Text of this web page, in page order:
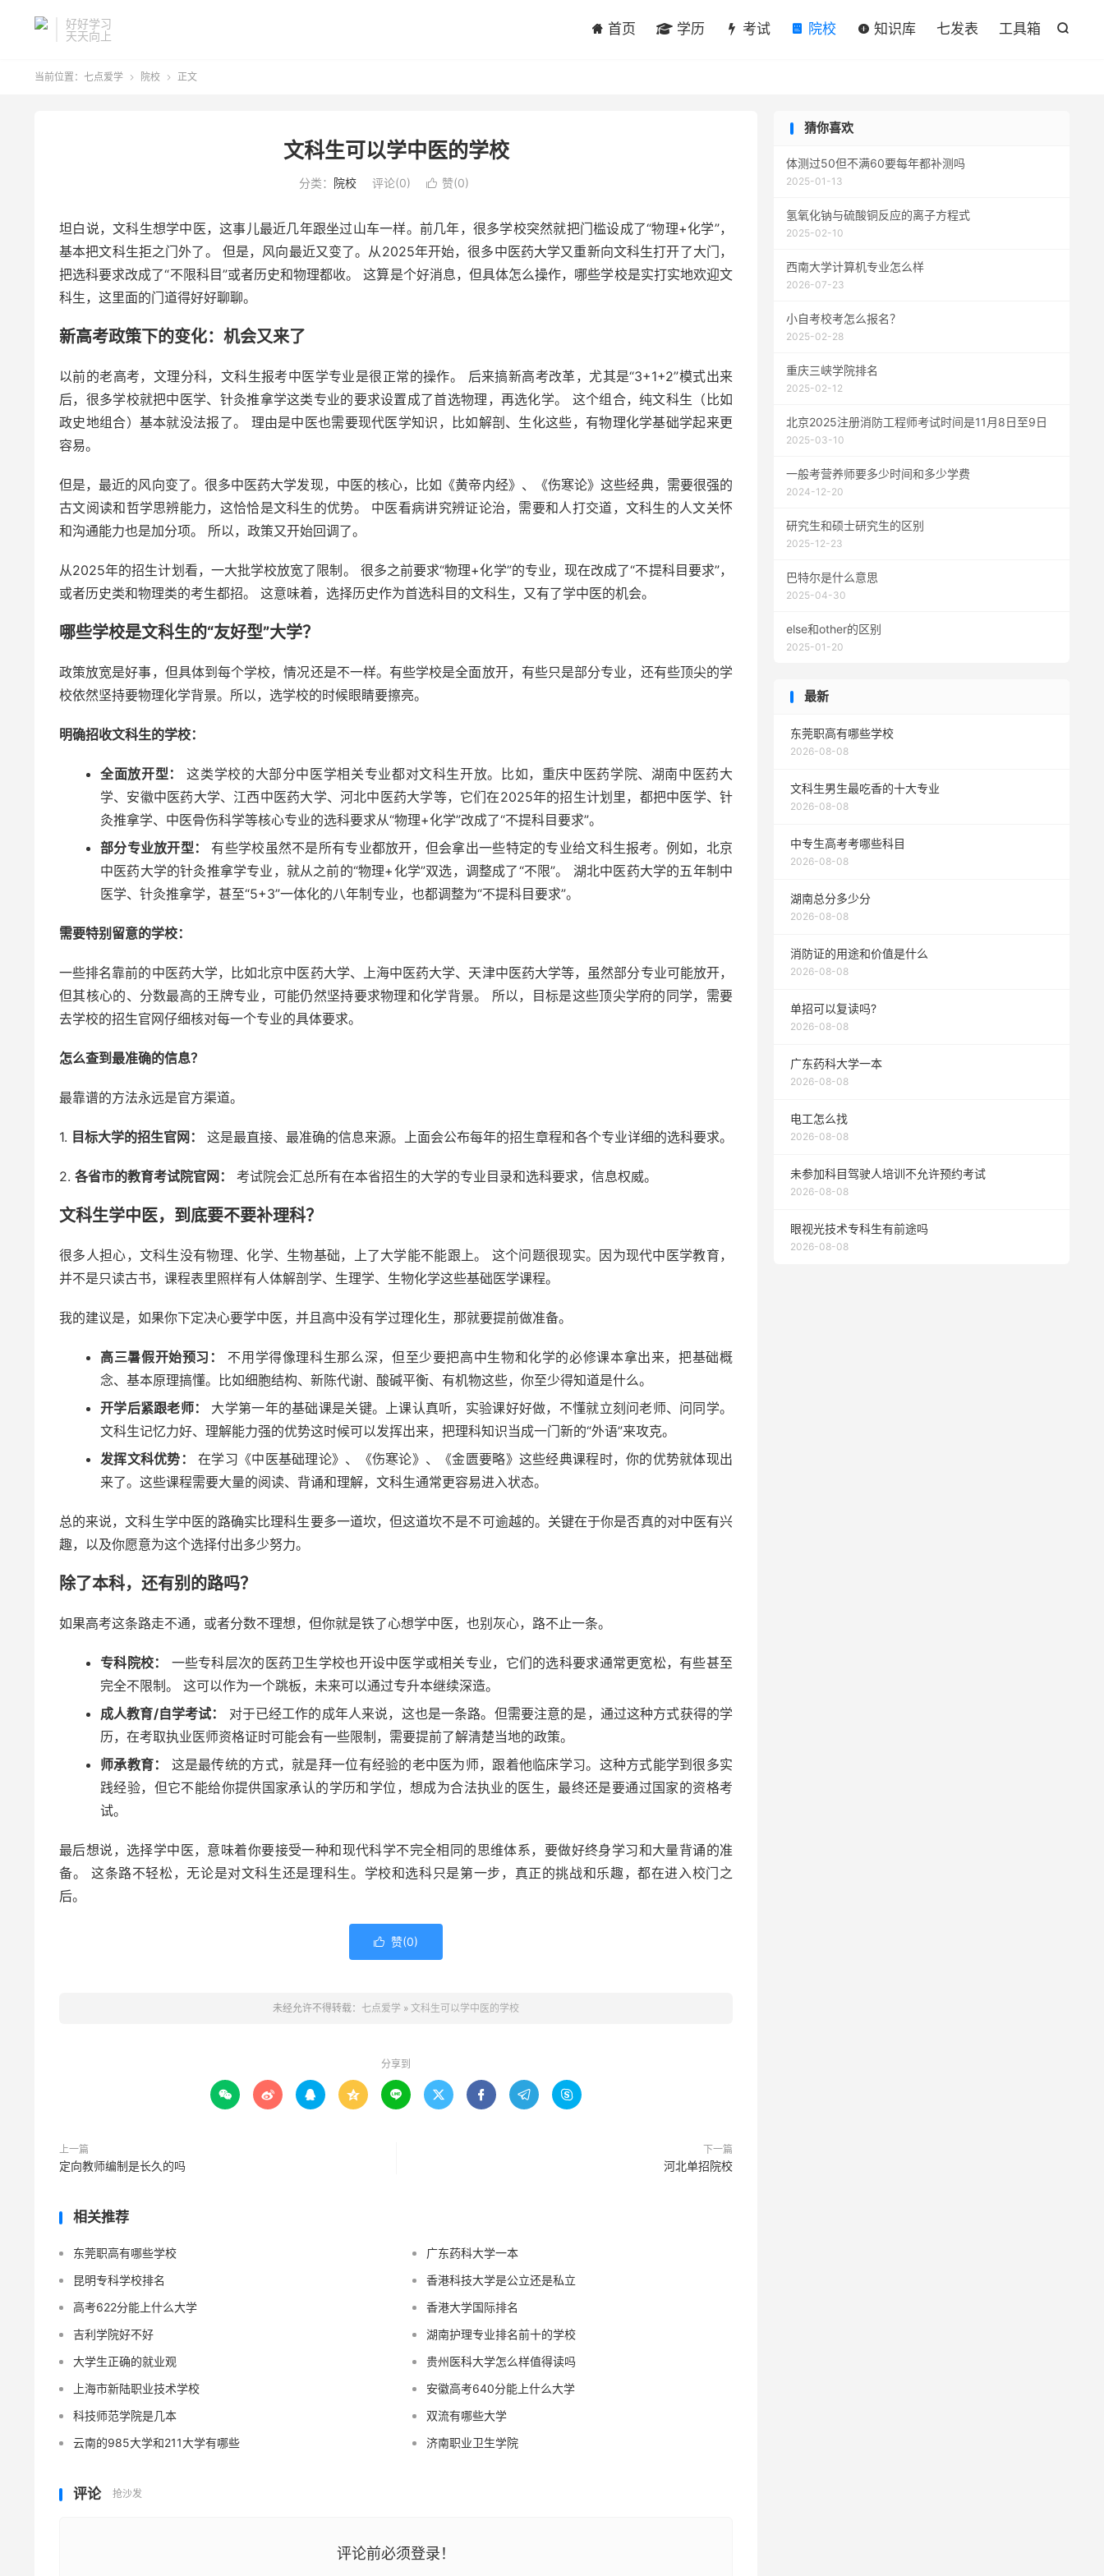
好好学习
天天向上

首页 学历 考试 院校 知识库 七发表 工具箱
当前位置： 七点爱学  院校  正文
文科生可以学中医的学校
分类： 院校 评论(0)  赞(0)
坦白说，文科生想学中医，这事儿最近几年跟坐过山车一样。前几年，很多学校突然就把门槛设成了“物理+化学”，
基本把文科生拒之门外了。 但是，风向最近又变了。从2025年开始，很多中医药大学又重新向文科生打开了大门，
把选科要求改成了“不限科目”或者历史和物理都收。 这算是个好消息，但具体怎么操作，哪些学校是实打实地欢迎文
科生，这里面的门道得好好聊聊。
新高考政策下的变化：机会又来了
以前的老高考，文理分科，文科生报考中医学专业是很正常的操作。 后来搞新高考改革，尤其是“3+1+2”模式出来
后，很多学校就把中医学、针灸推拿学这类专业的要求设置成了首选物理，再选化学。 这个组合，纯文科生（比如
政史地组合）基本就没法报了。 理由是中医也需要现代医学知识，比如解剖、生化这些，有物理化学基础学起来更
容易。
但是，最近的风向变了。很多中医药大学发现，中医的核心，比如《黄帝内经》、《伤寒论》这些经典，需要很强的
古文阅读和哲学思辨能力，这恰恰是文科生的优势。 中医看病讲究辨证论治，需要和人打交道，文科生的人文关怀
和沟通能力也是加分项。 所以，政策又开始回调了。
从2025年的招生计划看，一大批学校放宽了限制。 很多之前要求“物理+化学”的专业，现在改成了“不提科目要求”，
或者历史类和物理类的考生都招。 这意味着，选择历史作为首选科目的文科生，又有了学中医的机会。
哪些学校是文科生的“友好型”大学？
政策放宽是好事，但具体到每个学校，情况还是不一样。有些学校是全面放开，有些只是部分专业，还有些顶尖的学
校依然坚持要物理化学背景。所以，选学校的时候眼睛要擦亮。
明确招收文科生的学校：
全面放开型：
这类学校的大部分中医学相关专业都对文科生开放。比如，重庆中医药学院、湖南中医药大
学、安徽中医药大学、江西中医药大学、河北中医药大学等，它们在2025年的招生计划里，都把中医学、针
灸推拿学、中医骨伤科学等核心专业的选科要求从“物理+化学”改成了“不提科目要求”。
部分专业放开型：
有些学校虽然不是所有专业都放开，但会拿出一些特定的专业给文科生报考。例如，北京
中医药大学的针灸推拿学专业，就从之前的“物理+化学”双选，调整成了“不限”。 湖北中医药大学的五年制中
医学、针灸推拿学，甚至“5+3”一体化的八年制专业，也都调整为“不提科目要求”。
需要特别留意的学校：
一些排名靠前的中医药大学，比如北京中医药大学、上海中医药大学、天津中医药大学等，虽然部分专业可能放开，
但其核心的、分数最高的王牌专业，可能仍然坚持要求物理和化学背景。 所以，目标是这些顶尖学府的同学，需要
去学校的招生官网仔细核对每一个专业的具体要求。
怎么查到最准确的信息？
最靠谱的方法永远是官方渠道。
1. 目标大学的招生官网： 这是最直接、最准确的信息来源。上面会公布每年的招生章程和各个专业详细的选科要求。
2. 各省市的教育考试院官网： 考试院会汇总所有在本省招生的大学的专业目录和选科要求，信息权威。
文科生学中医，到底要不要补理科？
很多人担心，文科生没有物理、化学、生物基础，上了大学能不能跟上。 这个问题很现实。因为现代中医学教育，
并不是只读古书，课程表里照样有人体解剖学、生理学、生物化学这些基础医学课程。
我的建议是，如果你下定决心要学中医，并且高中没有学过理化生，那就要提前做准备。
高三暑假开始预习：
不用学得像理科生那么深，但至少要把高中生物和化学的必修课本拿出来，把基础概
念、基本原理搞懂。比如细胞结构、新陈代谢、酸碱平衡、有机物这些，你至少得知道是什么。
开学后紧跟老师：
大学第一年的基础课是关键。上课认真听，实验课好好做，不懂就立刻问老师、问同学。
文科生记忆力好、理解能力强的优势这时候可以发挥出来，把理科知识当成一门新的“外语”来攻克。
发挥文科优势：
在学习《中医基础理论》、《伤寒论》、《金匮要略》这些经典课程时，你的优势就体现出
来了。这些课程需要大量的阅读、背诵和理解，文科生通常更容易进入状态。
总的来说，文科生学中医的路确实比理科生要多一道坎，但这道坎不是不可逾越的。关键在于你是否真的对中医有兴
趣，以及你愿意为这个选择付出多少努力。
除了本科，还有别的路吗？
如果高考这条路走不通，或者分数不理想，但你就是铁了心想学中医，也别灰心，路不止一条。
专科院校：
一些专科层次的医药卫生学校也开设中医学或相关专业，它们的选科要求通常更宽松，有些甚至
完全不限制。 这可以作为一个跳板，未来可以通过专升本继续深造。
成人教育/自学考试：
对于已经工作的成年人来说，这也是一条路。但需要注意的是，通过这种方式获得的学
历，在考取执业医师资格证时可能会有一些限制，需要提前了解清楚当地的政策。
师承教育：
这是最传统的方式，就是拜一位有经验的老中医为师，跟着他临床学习。这种方式能学到很多实
践经验，但它不能给你提供国家承认的学历和学位，想成为合法执业的医生，最终还是要通过国家的资格考
试。
最后想说，选择学中医，意味着你要接受一种和现代科学不完全相同的思维体系，要做好终身学习和大量背诵的准
备。 这条路不轻松，无论是对文科生还是理科生。学校和选科只是第一步，真正的挑战和乐趣，都在进入校门之
后。
 赞(0)
未经允许不得转载： 七点爱学 » 文科生可以学中医的学校
分享到
        
上一篇
定向教师编制是长久的吗
下一篇
河北单招院校
相关推荐
东莞职高有哪些学校
广东药科大学一本
昆明专科学校排名
香港科技大学是公立还是私立
高考622分能上什么大学
香港大学国际排名
吉利学院好不好
湖南护理专业排名前十的学校
大学生正确的就业观
贵州医科大学怎么样值得读吗
上海市新陆职业技术学校
安徽高考640分能上什么大学
科技师范学院是几本
双流有哪些大学
云南的985大学和211大学有哪些
济南职业卫生学院
评论 抢沙发
评论前必须登录！
猜你喜欢
体测过50但不满60要每年都补测吗
2025-01-13
氢氧化钠与硫酸铜反应的离子方程式
2025-02-10
西南大学计算机专业怎么样
2026-07-23
小自考校考怎么报名？
2025-02-28
重庆三峡学院排名
2025-02-12
北京2025注册消防工程师考试时间是11月8日至9日
2025-03-10
一般考营养师要多少时间和多少学费
2024-12-20
研究生和硕士研究生的区别
2025-12-23
巴特尔是什么意思
2025-04-30
else和other的区别
2025-01-20
最新
东莞职高有哪些学校
2026-08-08
文科生男生最吃香的十大专业
2026-08-08
中专生高考考哪些科目
2026-08-08
湖南总分多少分
2026-08-08
消防证的用途和价值是什么
2026-08-08
单招可以复读吗?
2026-08-08
广东药科大学一本
2026-08-08
电工怎么找
2026-08-08
未参加科目驾驶人培训不允许预约考试
2026-08-08
眼视光技术专科生有前途吗
2026-08-08